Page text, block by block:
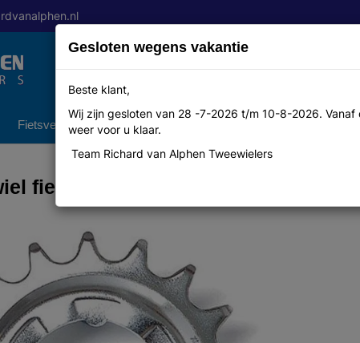
Fietsverzekering Over ons
fiets 18t doorgezet zw
Gesloten wegens vakantie
Beste klant,
Wij zijn gesloten van 28 -7-2026 t/m 10-8-2026.
weer voor u klaar.
Team Richard van Alphen Tweewielers